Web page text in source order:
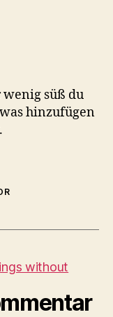
wenig süß du
hinzufügen
without